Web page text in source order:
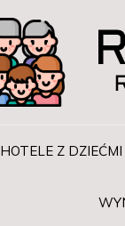
HOTELE Z DZIEĆMI